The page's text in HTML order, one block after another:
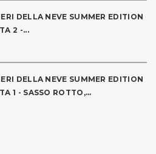
DELLA NEVE SUMMER EDITION
2 -...
DELLA NEVE SUMMER EDITION
1 - SASSO ROTTO,...